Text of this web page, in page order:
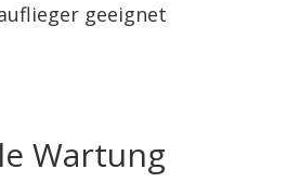
geeignet
Wartung